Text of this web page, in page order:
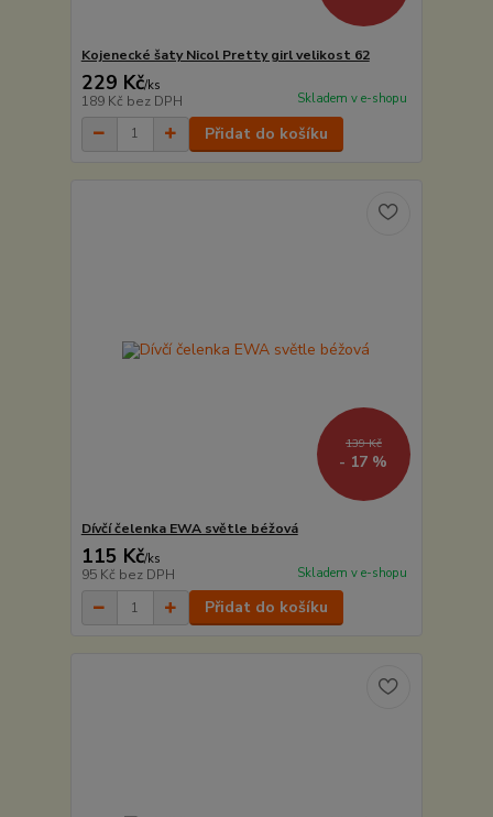
Kojenecké šaty Nicol Pretty girl velikost 62
229 Kč/ks
189 Kč bez DPH Skladem v e-shopu
Přidat do košíku
139 Kč
- 17 %
Dívčí čelenka EWA světle béžová
115 Kč/ks
95 Kč bez DPH Skladem v e-shopu
Přidat do košíku